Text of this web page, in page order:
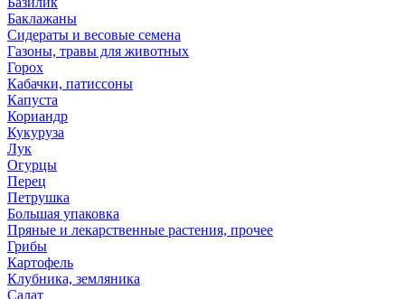
Баклажаны
Сидераты и весовые семена
Газоны, травы для животных
Горох
Кабачки, патиссоны
Капуста
Кориандр
Кукуруза
Лук
Огурцы
Перец
Петрушка
Большая упаковка
Пряные и лекарственные растения, прочее
Грибы
Картофель
Клубника, земляника
Салат